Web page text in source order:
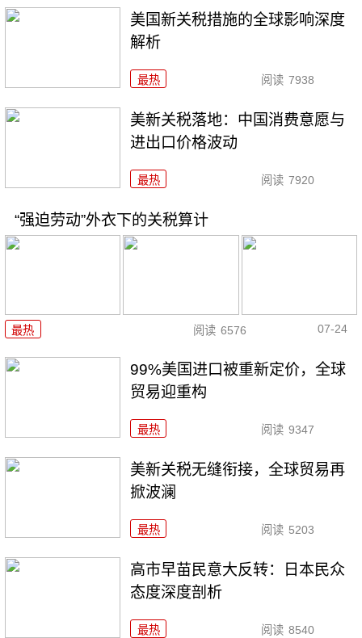
美国新关税措施的全球影响深度
解析
最热 阅读 7938
美新关税落地：中国消费意愿与
进出口价格波动
最热 阅读 7920
“强迫劳动”外衣下的关税算计
最热 阅读 6576 07-24
99%美国进口被重新定价，全球
贸易迎重构
最热 阅读 9347
美新关税无缝衔接，全球贸易再
掀波澜
最热 阅读 5203
高市早苗民意大反转：日本民众
态度深度剖析
最热 阅读 8540